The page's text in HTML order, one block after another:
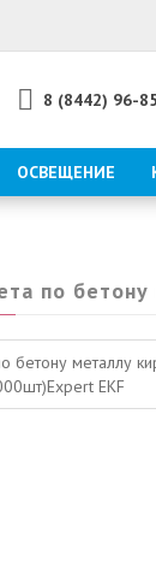
8 (8442) 96-
ОСВЕЩЕНИЕ
по